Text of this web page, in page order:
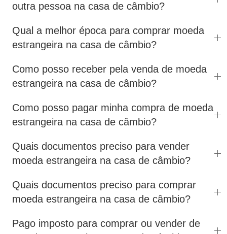
outra pessoa na casa de câmbio?
Qual a melhor época para comprar moeda
estrangeira na casa de câmbio?
Como posso receber pela venda de moeda
estrangeira na casa de câmbio?
Como posso pagar minha compra de moeda
estrangeira na casa de câmbio?
Quais documentos preciso para vender
moeda estrangeira na casa de câmbio?
Quais documentos preciso para comprar
moeda estrangeira na casa de câmbio?
Pago imposto para comprar ou vender de